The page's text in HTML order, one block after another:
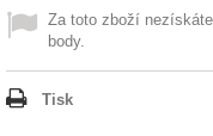
Za toto zboží
body.
Tisk